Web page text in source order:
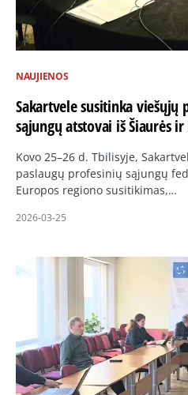
NAUJIENOS
Sakartvele susitinka viešųjų
sąjungų atstovai iš Šiaurės
Kovo 25–26 d. Tbilisyje,
paslaugų profesinių sąjungų
Europos regiono susitikimas,…
2026-03-25